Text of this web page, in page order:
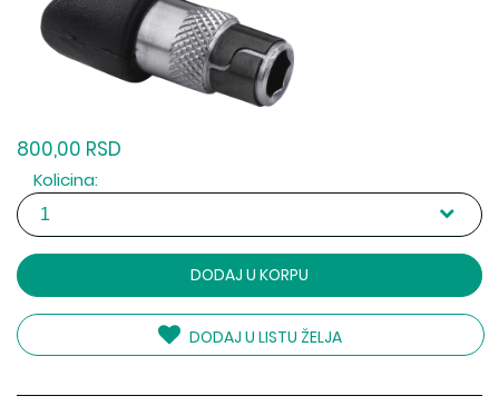
800,00 RSD
Kolicina:
DODAJ U KORPU
DODAJ U LISTU ŽELJA